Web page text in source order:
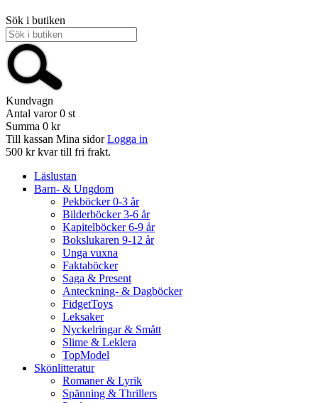
Sök i butiken
Kundvagn
Antal varor 0 st
Summa 0 kr
Till kassan Mina sidor Logga in
500 kr kvar till fri frakt.
Läslustan
Barn- & Ungdom
Pekböcker 0-3 år
Bilderböcker 3-6 år
Kapitelböcker 6-9 år
Bokslukaren 9-12 år
Unga vuxna
Faktaböcker
Saga & Present
Anteckning- & Dagböcker
FidgetToys
Leksaker
Nyckelringar & Smått
Slime & Leklera
TopModel
Skönlitteratur
Romaner & Lyrik
Spänning & Thrillers